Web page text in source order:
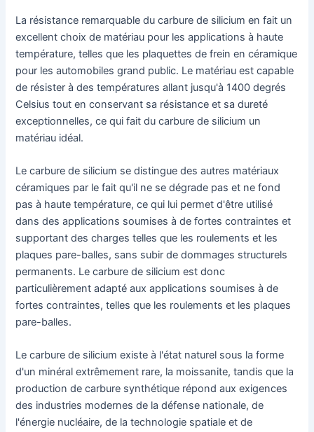
La résistance remarquable du carbure de silicium en fait un
excellent choix de matériau pour les applications à haute
température, telles que les plaquettes de frein en céramique
pour les automobiles grand public. Le matériau est capable
de résister à des températures allant jusqu'à 1400 degrés
Celsius tout en conservant sa résistance et sa dureté
exceptionnelles, ce qui fait du carbure de silicium un
matériau idéal.
Le carbure de silicium se distingue des autres matériaux
céramiques par le fait qu'il ne se dégrade pas et ne fond
pas à haute température, ce qui lui permet d'être utilisé
dans des applications soumises à de fortes contraintes et
supportant des charges telles que les roulements et les
plaques pare-balles, sans subir de dommages structurels
permanents. Le carbure de silicium est donc
particulièrement adapté aux applications soumises à de
fortes contraintes, telles que les roulements et les plaques
pare-balles.
Le carbure de silicium existe à l'état naturel sous la forme
d'un minéral extrêmement rare, la moissanite, tandis que la
production de carbure synthétique répond aux exigences
des industries modernes de la défense nationale, de
l'énergie nucléaire, de la technologie spatiale et de